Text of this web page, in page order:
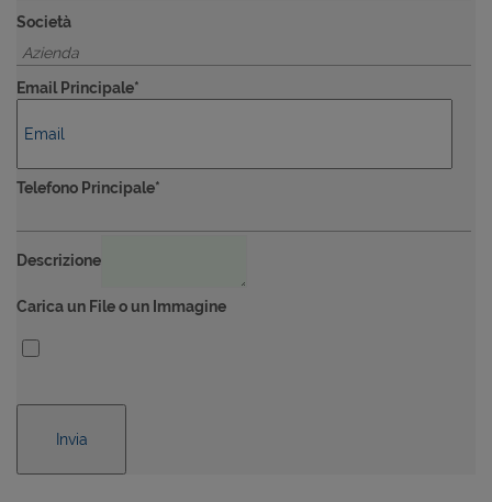
Società
Email Principale*
Telefono Principale*
Descrizione
Carica un File o un Immagine